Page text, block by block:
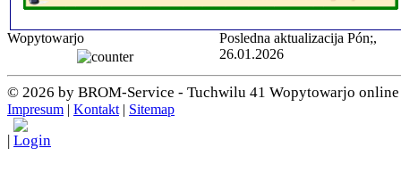
Wopytowarjo
Posledna aktualizacija Pón;,
26.01.2026
© 2026 by BROM-Service - Tuchwilu 41 Wopytowarjo online
Impresum | Kontakt| Sitemap